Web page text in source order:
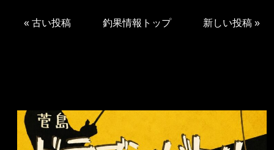
«古い投稿 釣果情報トップ 新しい投稿 »